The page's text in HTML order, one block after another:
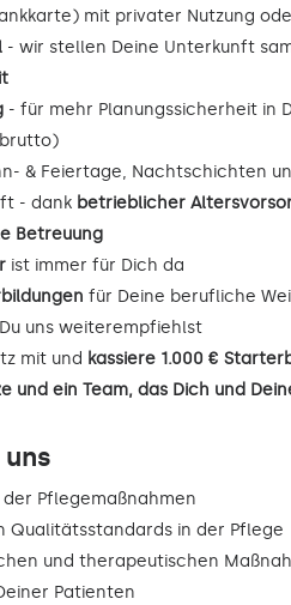
mit privater Nutzung
- wir stellen Deine Unterkunft
- für mehr Planungssicherheit in
& Feiertage, Nachtschichten
- dank betrieblicher
Betreuung
ist immer für Dich da
für Deine berufliche
uns weiterempfiehlst
mit und kassiere 1.000 €
und ein Team, das Dich und
Pflegemaßnahmen
Qualitätsstandards in der Pflege
und therapeutischen
Patienten